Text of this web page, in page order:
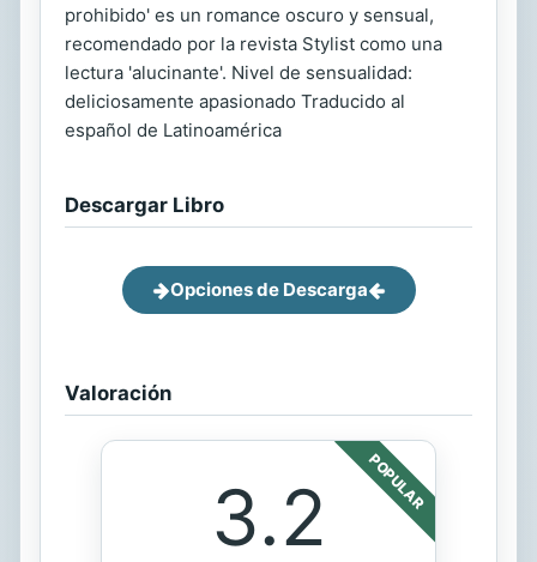
prohibido' es un romance oscuro y sensual,
recomendado por la revista Stylist como una
lectura 'alucinante'. Nivel de sensualidad:
deliciosamente apasionado Traducido al
español de Latinoamérica
Descargar Libro
Opciones de Descarga
Valoración
POPULAR
3.2